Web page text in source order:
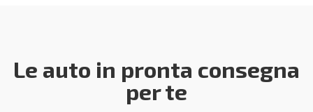
Le auto in pronta consegna
per te